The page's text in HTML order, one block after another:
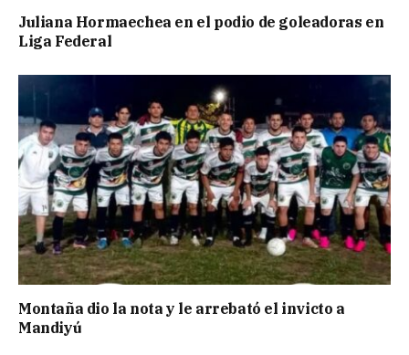
Juliana Hormaechea en el podio de goleadoras en
Liga Federal
Montaña dio la nota y le arrebató el invicto a
Mandiyú